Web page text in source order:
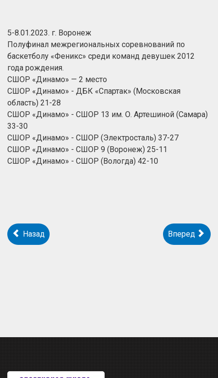
5-8.01.2023. г. Воронеж
Полуфинал межрегиональных соревнований по
баскетболу «Феникс» среди команд девушек 2012
года рождения.
СШОР «Динамо» — 2 место
СШОР «Динамо» - ДБК «Спартак» (Московская
область) 21-28
СШОР «Динамо» - СШОР 13 им. О. Артешиной (Самара)
33-30
СШОР «Динамо» - СШОР (Электросталь) 37-27
СШОР «Динамо» - СШОР 9 (Воронеж) 25-11
СШОР «Динамо» - СШОР (Вологда) 42-10
Назад Вперед